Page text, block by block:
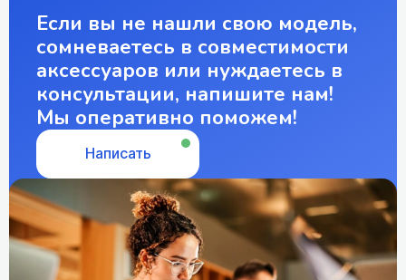
Если вы не нашли свою модель,
сомневаетесь в совместимости
аксессуаров или нуждаетесь в
консультации, напишите нам!
Мы оперативно поможем!
Написать